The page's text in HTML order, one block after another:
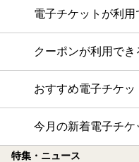
電子チケットが利
クーポンが利用でき
おすすめ電子チケ
今月の新着電子チ
特集・ニュース